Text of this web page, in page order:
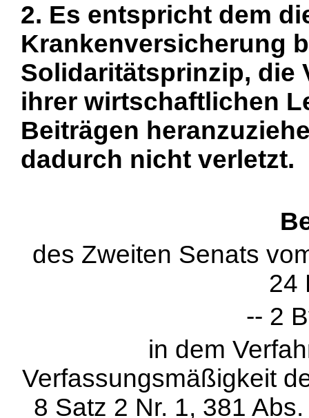
2. Es entspricht dem
Krankenversicherung
Solidaritätsprinzip, die
ihrer wirtschaftlichen
Beiträgen
dadurch nicht verletzt.
des Zweiten Senats
24
-- 2
in dem
Verfassungsmäßigkeit
8 Satz 2 Nr. 1, 381